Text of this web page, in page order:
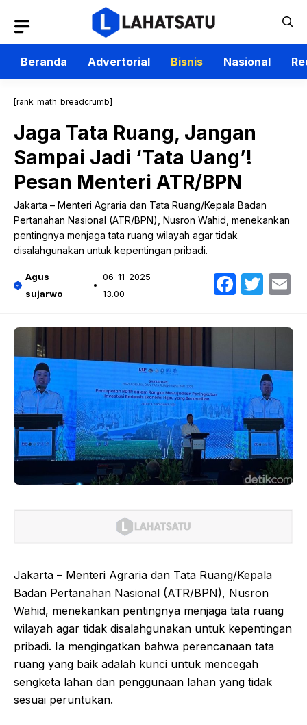
isi
Beranda
Advertorial Bisnis Nasional
[rank_math_breadcrumb]
Jaga Tata Ruang, Jangan
Sampai Jadi ‘Tata Uang’!
Pesan Menteri ATR/BPN
Jakarta – Menteri Agraria dan Tata Ruang/Kepala Badan
Pertanahan Nasional (ATR/BPN), Nusron Wahid, menekankan
pentingnya menjaga tata ruang wilayah agar tidak
disalahgunakan untuk kepentingan pribadi.
Agus
sujarwo
06-11-2025 -
13.00
Jakarta – Menteri Agraria dan Tata Ruang/Kepala
Badan Pertanahan Nasional (ATR/BPN), Nusron
Wahid, menekankan pentingnya menjaga tata ruang
wilayah agar tidak disalahgunakan untuk kepentingan
pribadi. Ia mengingatkan bahwa perencanaan tata
ruang yang baik adalah kunci untuk mencegah
sengketa lahan dan penggunaan lahan yang tidak
sesuai peruntukan.